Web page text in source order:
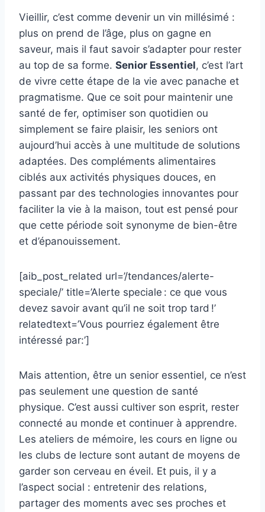
Vieillir, c’est comme devenir un vin millésimé :
plus on prend de l’âge, plus on gagne en
saveur, mais il faut savoir s’adapter pour rester
au top de sa forme. Senior Essentiel, c’est l’art
de vivre cette étape de la vie avec panache et
pragmatisme. Que ce soit pour maintenir une
santé de fer, optimiser son quotidien ou
simplement se faire plaisir, les seniors ont
aujourd’hui accès à une multitude de solutions
adaptées. Des compléments alimentaires
ciblés aux activités physiques douces, en
passant par des technologies innovantes pour
faciliter la vie à la maison, tout est pensé pour
que cette période soit synonyme de bien-être
et d’épanouissement.
[aib_post_related url=’/tendances/alerte-
speciale/’ title=’Alerte speciale : ce que vous
devez savoir avant qu’il ne soit trop tard !’
relatedtext=’Vous pourriez également être
intéressé par:’]
Mais attention, être un senior essentiel, ce n’est
pas seulement une question de santé
physique. C’est aussi cultiver son esprit, rester
connecté au monde et continuer à apprendre.
Les ateliers de mémoire, les cours en ligne ou
les clubs de lecture sont autant de moyens de
garder son cerveau en éveil. Et puis, il y a
l’aspect social : entretenir des relations,
partager des moments avec ses proches et